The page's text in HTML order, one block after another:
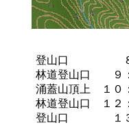
登山口 ８
林道登山口 ９
涌蓋山頂上 １
林道登山口 １２
登山口 １３